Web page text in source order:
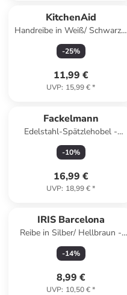
KitchenAid
Handreibe in Weiß/ Schwarz -
(L)30,5 x (B)7,5 cm
-25%
11,99 €
UVP: 15,99 €*
Fackelmann
Edelstahl-Spätzlehobel -
(L)31,5 x (B)11 cm
-10%
16,99 €
UVP: 18,99 €*
IRIS Barcelona
Reibe in Silber/ Hellbraun -
(H)27,5 x Ø 12 cm
-14%
8,99 €
UVP: 10,50 €*